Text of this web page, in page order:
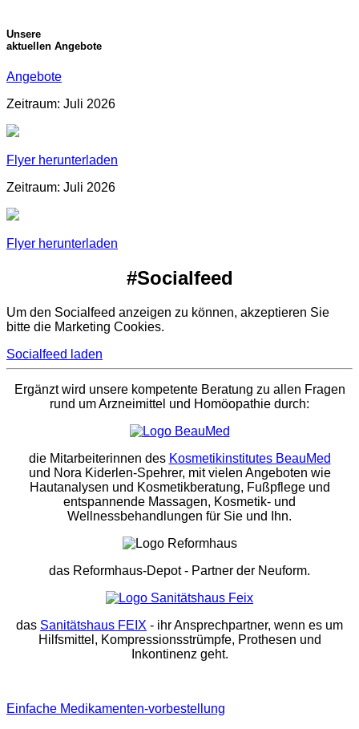
Unsere
aktuellen Angebote
Angebote
Zeitraum: Juli 2026
Flyer herunterladen
Zeitraum: Juli 2026
Flyer herunterladen
#Socialfeed
Um den Socialfeed anzeigen zu können, akzeptieren Sie
bitte die Marketing Cookies.
Socialfeed laden
Ergänzt wird unsere kompetente Beratung zu allen Fragen
rund um Arzneimittel und Homöopathie durch:
die Mitarbeiterinnen des Kosmetikinstitutes BeauMed
und Nora Kiderlen-Spehrer, mit vielen Angeboten wie
Hautanalysen und Kosmetikberatung, Fußpflege und
entspannende Massagen, Kosmetik- und
Wellnessbehandlungen für Sie und Ihn.
das Reformhaus-Depot- Partner der Neuform.
das Sanitätshaus FEIX - ihr Ansprechpartner, wenn es um
Hilfsmittel, Kompressionsstrümpfe, Prothesen und
Inkontinenz geht.
Einfache Medikamenten-vorbestellung